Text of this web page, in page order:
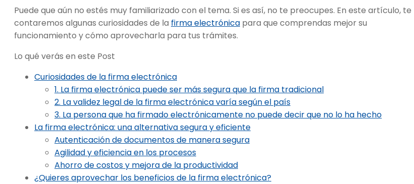
Puede que aún no estés muy familiarizado con el tema. Si es así, no te preocupes. En este artículo, te
contaremos algunas curiosidades de la firma electrónica para que comprendas mejor su
funcionamiento y cómo aprovecharla para tus trámites.
Lo qué verás en este Post
Curiosidades de la firma electrónica
1. La firma electrónica puede ser más segura que la firma tradicional
2. La validez legal de la firma electrónica varía según el país
3. La persona que ha firmado electrónicamente no puede decir que no lo ha hecho
La firma electrónica: una alternativa segura y eficiente
Autenticación de documentos de manera segura
Agilidad y eficiencia en los procesos
Ahorro de costos y mejora de la productividad
¿Quieres aprovechar los beneficios de la firma electrónica?